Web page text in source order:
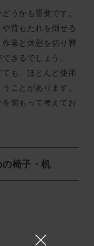
うかも重要です。
背もたれを倒せる
業と休憩を切り替
きるでしょう。
も、ほとんど使用
ことがあります。
前もって考えてお
椅子・机
×